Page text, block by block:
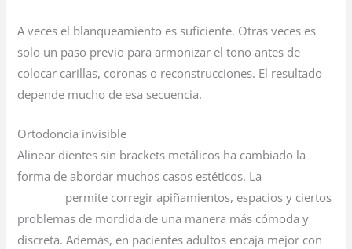
A veces el blanqueamiento es suficiente. Otras veces es
solo un paso previo para armonizar el tono antes de
colocar carillas, coronas o reconstrucciones. El resultado
depende mucho de esa secuencia.
Ortodoncia invisible
Alinear dientes sin brackets metálicos ha cambiado la
forma de abordar muchos casos estéticos. La
permite corregir apiñamientos, espacios y ciertos
problemas de mordida de una manera más cómoda y
discreta. Además, en pacientes adultos encaja mejor con